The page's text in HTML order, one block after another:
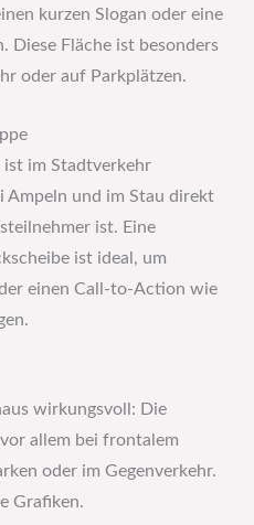
kurzen Slogan oder eine
Diese Fläche ist besonders
oder auf Parkplätzen.
ist im Stadtverkehr
Ampeln und im Stau direkt
ist. Eine
ist ideal, um
einen Call-to-Action wie
wirkungsvoll: Die
allem bei frontalem
oder im Gegenverkehr.
Grafiken.